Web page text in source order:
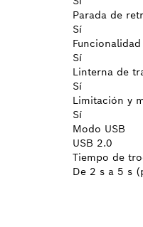
Parada de
Sí
Sí
Linterna de
Sí
Limitación y
Sí
Modo USB
USB 2.0
Tiempo de
De 2 s a 5 s